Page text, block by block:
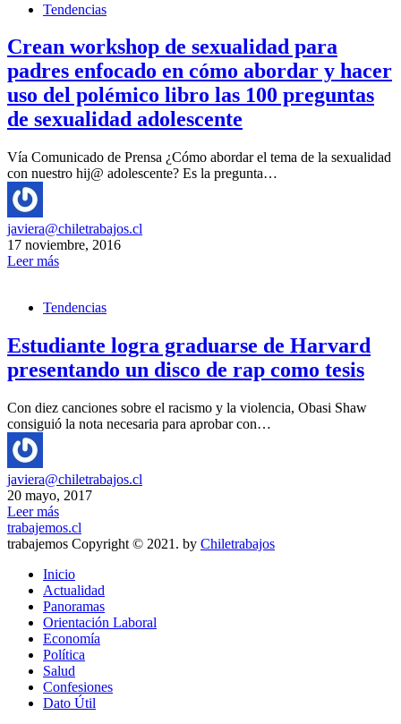
Tendencias
Crean workshop de sexualidad para
padres enfocado en cómo abordar y hacer
uso del polémico libro las 100 preguntas
de sexualidad adolescente
Vía Comunicado de Prensa ¿Cómo abordar el tema de la sexualidad
con nuestro hij@ adolescente? Es la pregunta…
javiera@chiletrabajos.cl
17 noviembre, 2016
Leer más
Tendencias
Estudiante logra graduarse de Harvard
presentando un disco de rap como tesis
Con diez canciones sobre el racismo y la violencia, Obasi Shaw
consiguió la nota necesaria para aprobar con…
javiera@chiletrabajos.cl
20 mayo, 2017
Leer más
trabajemos.cl
trabajemos Copyright © 2021. by Chiletrabajos
Inicio
Actualidad
Panoramas
Orientación Laboral
Economía
Política
Salud
Confesiones
Dato Útil